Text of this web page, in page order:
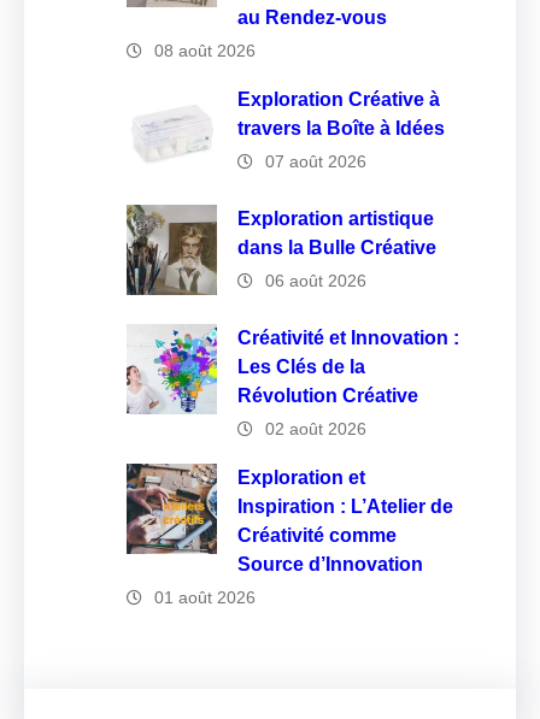
au Rendez-vous
08 août 2026
Exploration Créative à
travers la Boîte à Idées
07 août 2026
Exploration artistique
dans la Bulle Créative
06 août 2026
Créativité et Innovation :
Les Clés de la
Révolution Créative
02 août 2026
Exploration et
Inspiration : L’Atelier de
Créativité comme
Source d’Innovation
01 août 2026